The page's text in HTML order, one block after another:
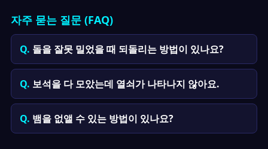
자주 묻는 질문 (FAQ)
돌을 잘못 밀었을 때 되돌리는 방법이 있나요?
보석을 다 모았는데 열쇠가 나타나지 않아요.
뱀을 없앨 수 있는 방법이 있나요?